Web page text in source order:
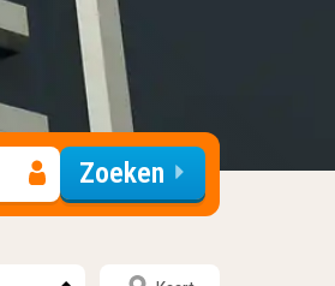
Zoeken